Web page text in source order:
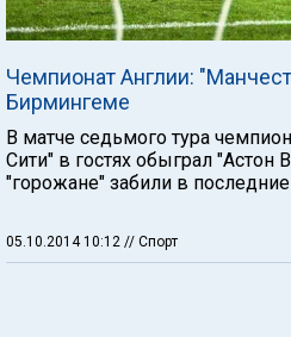
Чемпионат Англии:
Бирмингеме
В матче седьмого тура
Сити" в гостях обыграл "Астон
"горожане" забили в
05.10.2014 10:12 // Спорт